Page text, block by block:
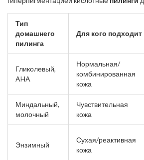
Тип
домашнего
пилинга
Для кого подходит
Гликолевый,
AHA
Нормальная/
комбинированная
кожа
Миндальный,
молочный
Чувствительная
кожа
Энзимный
Сухая/реактивная
кожа